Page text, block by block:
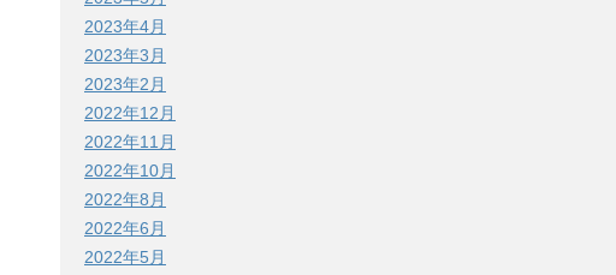
2023年4月
2023年3月
2023年2月
2022年12月
2022年11月
2022年10月
2022年8月
2022年6月
2022年5月